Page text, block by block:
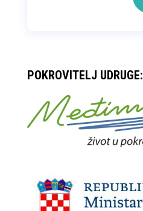
POKROVITELJ UDRUGE: